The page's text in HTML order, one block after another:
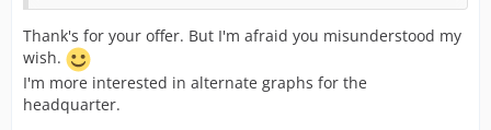
Fortschritte auf Jahr Juni 1901.
-------------------------------------------
English translation (best I can do)
Thank's for your offer. But I'm afraid you misunderstood my
wish.
I'm more interested in alternate graphs for the
headquarter.